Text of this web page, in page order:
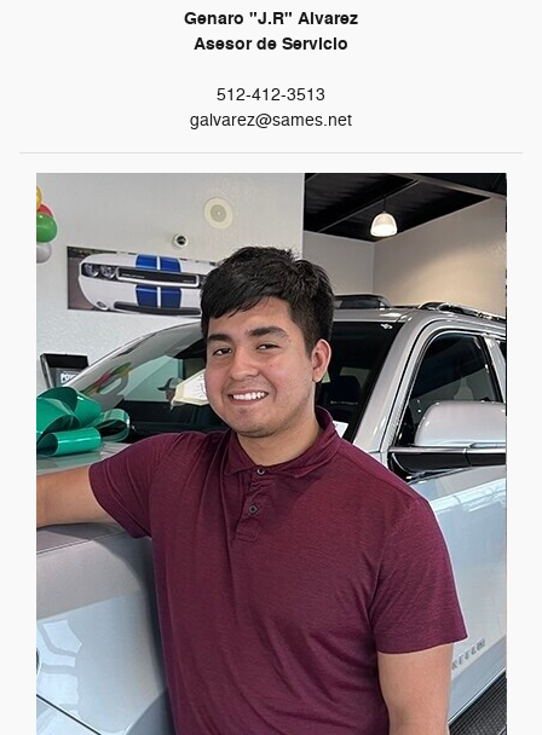
Genaro "J.R" Alvarez
Asesor de Servicio
512-412-3513
galvarez@sames.net